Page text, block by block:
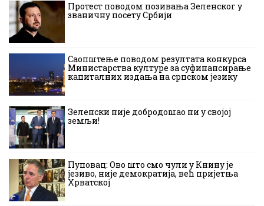
Протест поводом позивања Зеленског у
званичну посету Србији
Саопштење поводом резултата конкурса
Министарства културе за суфинансирање
капиталних издања на српском језику
Зеленски није добродошао ни у својој
земљи!
Пуповац: Ово што смо чули у Книну је
језиво, није демократија, већ пријетња
Хрватској